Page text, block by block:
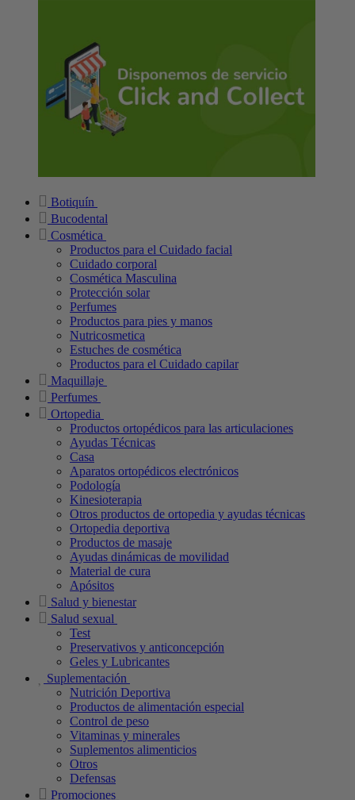
Botiquín
Bucodental
Cosmética
Productos para el Cuidado facial
Cuidado corporal
Cosmética Masculina
Protección solar
Perfumes
Productos para pies y manos
Nutricosmetica
Estuches de cosmética
Productos para el Cuidado capilar
Maquillaje
Perfumes
Ortopedia
Productos ortopédicos para las articulaciones
Ayudas Técnicas
Casa
Aparatos ortopédicos electrónicos
Podología
Kinesioterapia
Otros productos de ortopedia y ayudas técnicas
Ortopedia deportiva
Productos de masaje
Ayudas dinámicas de movilidad
Material de cura
Apósitos
Salud y bienestar
Salud sexual
Test
Preservativos y anticoncepción
Geles y Lubricantes
Suplementación
Nutrición Deportiva
Productos de alimentación especial
Control de peso
Vitaminas y minerales
Suplementos alimenticios
Otros
Defensas
Promociones